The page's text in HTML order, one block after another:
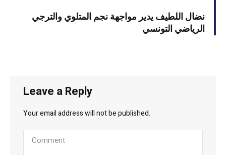
نضال اللطيف يدير مواجهة نجم المتلوي والترجي
الرياضي التونسي
Leave a Reply
Your email address will not be published.